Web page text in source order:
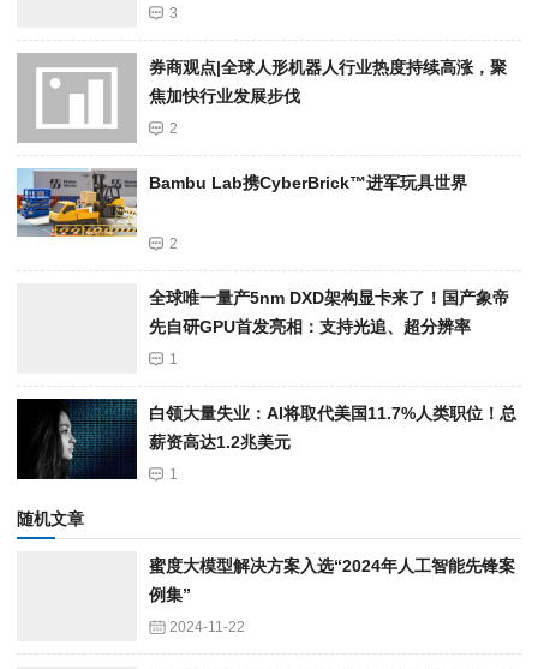
3
券商观点|全球人形机器人行业热度持续高涨，聚
焦加快行业发展步伐
2
Bambu Lab携Cyber​​Brick™进军玩具世界
2
全球唯一量产5nm DXD架构显卡来了！国产象帝
先自研GPU首发亮相：支持光追、超分辨率
1
白领大量失业：AI将取代美国11.7%人类职位！总
薪资高达1.2兆美元
1
随机文章
蜜度大模型解决方案入选“2024年人工智能先锋案
例集”
2024-11-22